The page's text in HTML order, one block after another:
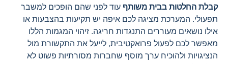
קבלת החלטות בבית משותף עוד לפני שהם הופכים למשבר
תפעולי. המערכת מציגה לכם איפה יש תקיעות בהצבעות או
אילו נושאים מעוררים התנגדות חריגה. זיהוי המגמות הללו
מאפשר לכם לפעול פרואקטיבית, לייעל את התקשורת מול
הנציגויות ולהוכיח ערך מוסף שחברות מסורתיות פשוט לא